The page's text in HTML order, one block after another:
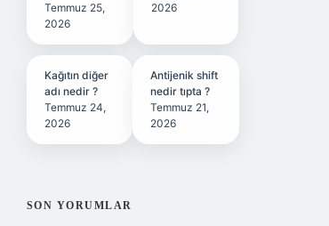
Temmuz 25,
2026
2026
Kağıtın diğer
adı nedir ?
Temmuz 24,
2026
Antijenik shift
nedir tıpta ?
Temmuz 21,
2026
SON YORUMLAR